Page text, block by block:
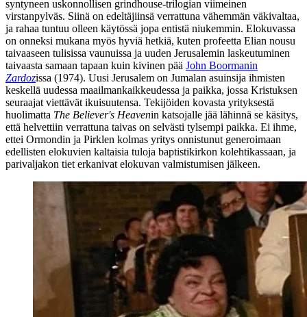
syntyneen uskonnollisen grindhouse-trilogian viimeinen
virstanpylväs. Siinä on edeltäjiinsä verrattuna vähemmän väkivaltaa,
ja rahaa tuntuu olleen käytössä jopa entistä niukemmin. Elokuvassa
on onneksi mukana myös hyviä hetkiä, kuten profeetta Elian nousu
taivaaseen tulisissa vaunuissa ja uuden Jerusalemin laskeutuminen
taivaasta samaan tapaan kuin kivinen pää John Boormanin
Zardozissa (1974). Uusi Jerusalem on Jumalan asuinsija ihmisten
keskellä uudessa maailmankaikkeudessa ja paikka, jossa Kristuksen
seuraajat viettävät ikuisuutensa. Tekijöiden kovasta yrityksestä
huolimatta The Believer's Heavenin katsojalle jää lähinnä se käsitys,
että helvettiin verrattuna taivas on selvästi tylsempi paikka. Ei ihme,
ettei Ormondin ja Pirklen kolmas yritys onnistunut generoimaan
edellisten elokuvien kaltaisia tuloja baptistikirkon kolehtikassaan, ja
parivaljakon tiet erkanivat elokuvan valmistumisen jälkeen.